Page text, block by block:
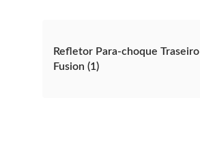
Refletor Para-choque Traseiro
Fusion (1)